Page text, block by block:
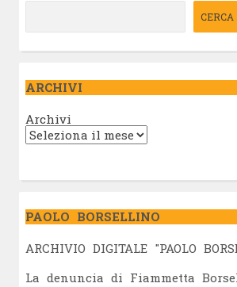
CERCA
ARCHIVI
Archivi
PAOLO BORSELLINO
ARCHIVIO DIGITALE "PAOLO
La denuncia di Fiammetta